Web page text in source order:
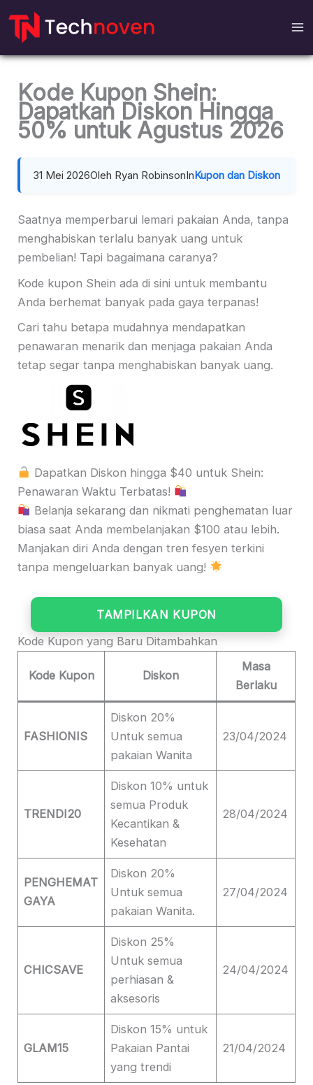
Loncat
daftar
Kode Kupon Shein:
Dapatkan Diskon Hingga
50% untuk Agustus 2026
31 Mei 2026Oleh Ryan RobinsonInKupon dan Diskon
Saatnya memperbarui lemari pakaian Anda, tanpa
menghabiskan terlalu banyak uang untuk
pembelian! Tapi bagaimana caranya?
Kode kupon Shein ada di sini untuk membantu
Anda berhemat banyak pada gaya terpanas!
Cari tahu betapa mudahnya mendapatkan
penawaran menarik dan menjaga pakaian Anda
tetap segar tanpa menghabiskan banyak uang.
Dapatkan Diskon hingga $40 untuk Shein:
Penawaran Waktu Terbatas!
Belanja sekarang dan nikmati penghematan luar
biasa saat Anda membelanjakan $100 atau lebih.
Manjakan diri Anda dengan tren fesyen terkini
tanpa mengeluarkan banyak uang!
TAMPILKAN KUPON
Kode Kupon yang Baru Ditambahkan
Kode Kupon Diskon
Masa
Berlaku
FASHIONIS
Diskon 20%
Untuk semua
pakaian Wanita
23/04/2024
TRENDI20
Diskon 10% untuk
semua Produk
Kecantikan &
Kesehatan
28/04/2024
PENGHEMAT
GAYA
Diskon 20%
Untuk semua
pakaian Wanita.
27/04/2024
CHICSAVE
Diskon 25%
Untuk semua
perhiasan &
aksesoris
24/04/2024
GLAM15
Diskon 15% untuk
Pakaian Pantai
yang trendi
21/04/2024